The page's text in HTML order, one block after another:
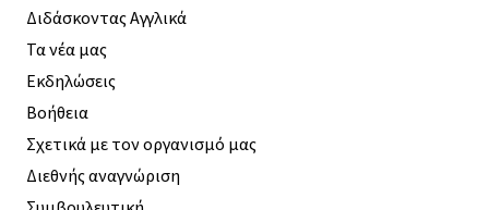
Διδάσκοντας Αγγλικά
Τα νέα μας
Εκδηλώσεις
Βοήθεια
Σχετικά με τον οργανισμό μας
Διεθνής αναγνώριση